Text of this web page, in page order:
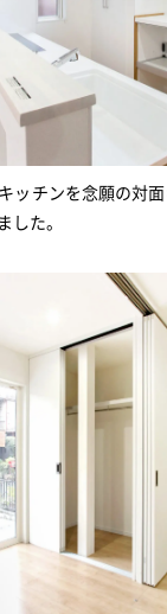
ッチンを念願の対
した。